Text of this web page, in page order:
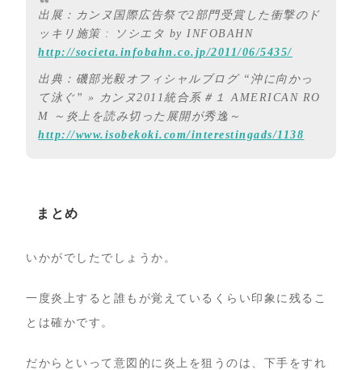
出展：カンヌ国際広告祭で2部門受賞した衝撃のド
ッキリ施策 : ソシエタ by INFOBAHN
http://societa.infobahn.co.jp/2011/06/5435/
出典：磯部光毅オフィシャルブログ “沖に向かっ
て泳ぐ” » カンヌ2011統合系＃１ AMERICAN RO
M ～炎上を読み切った展開が秀逸～
http://www.isobekoki.com/interestingads/1138
まとめ
いかがでしたでしょうか。
一度炎上すると誰もが覚えているくらい印象に残るこ
とは確かです。
だからといって意図的に炎上を狙うのは、下手をすれ